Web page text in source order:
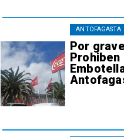
Por
ANTOFAGASTA